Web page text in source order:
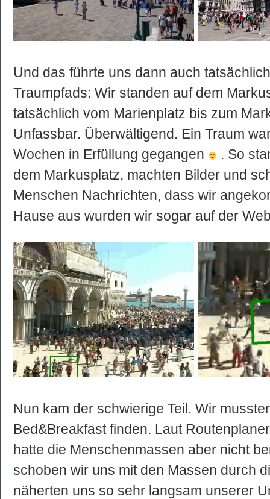
Und das führte uns dann auch
Traumpfads: Wir standen auf dem
tatsächlich vom Marienplatz bis zum
Unfassbar. Überwältigend. Ein Traum
Wochen in Erfüllung gegangen
. So
dem Markusplatz, machten Bilder und
Menschen Nachrichten, dass wir
Hause aus wurden wir sogar auf der
Nun kam der schwierige Teil. Wir
Bed&Breakfast finden. Laut
hatte die Menschenmassen aber nicht
schoben wir uns mit den Massen durch
näherten uns so sehr langsam unserer